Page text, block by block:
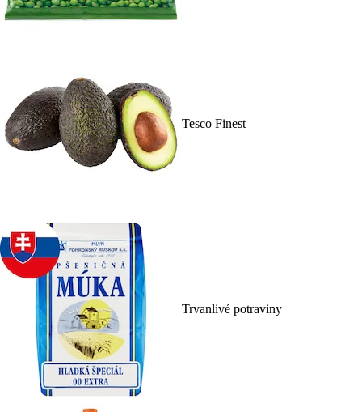
Tesco Finest
Trvanlivé potraviny